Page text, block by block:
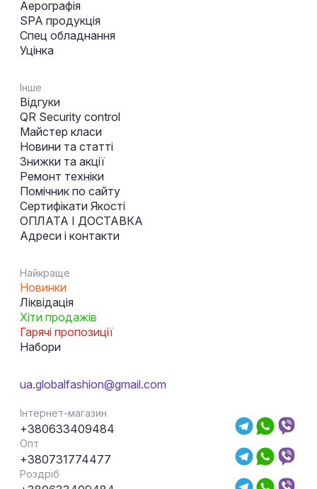
Аерографія
SPA продукція
Спец обладнання
Уцінка
Інше
Відгуки
QR Security control
Майстер класи
Новини та статті
Знижки та акції
Ремонт техніки
Помічник по сайту
Сертифікати Якості
ОПЛАТА І ДОСТАВКА
Адреси і контакти
Найкраще
Новинки
Ліквідація
Хіти продажів
Гарячі пропозиції
Набори
ua.globalfashion@gmail.com
Інтернет-магазин
+380633409484
Опт
+380731774477
Роздріб